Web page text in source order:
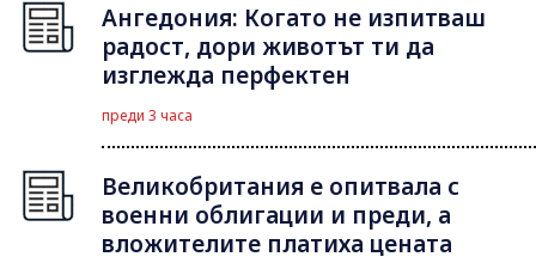
Ангедония: Когато не изпитваш
радост, дори животът ти да
изглежда перфектен
преди 3 часа
Великобритания е опитвала с
военни облигации и преди, а
вложителите платиха цената